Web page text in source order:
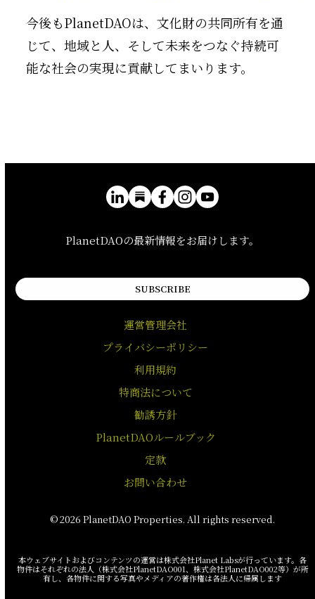
今後もPlanetDAOは、文化財の共同所有を通
じて、地域と人、そして未来をつなぐ持続可
能な社会の実現に貢献してまいります。
PlanetDAOの最新情報をお届けします。
SUBSCRIBE
運営管理会社
プライバシーポリシー
利用規約
特商法について
勧誘方針
PlanetDAOルールブック
定款
お問い合わせ
© 2026 PlanetDAO Properties. All rights reserved.
本ウェブサイトおよびコンテンツの運営は株式会社Planet Labsが行っています。各
物件はそれぞれの法人（株式会社PlanetDAO001、株式会社PlanetDAO002等）が所
有し、各物件に関する写真やメディアの著作権は各法人に帰属します